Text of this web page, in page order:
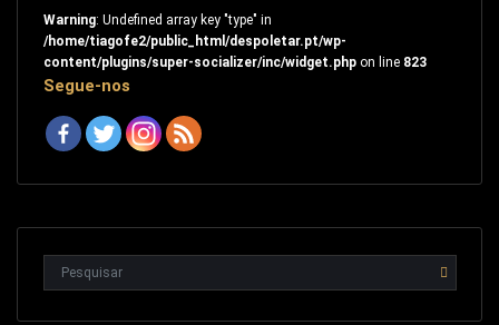
Warning: Undefined array key "type" in
/home/tiagofe2/public_html/despoletar.pt/wp-
content/plugins/super-socializer/inc/widget.phpon line 823
Segue-nos